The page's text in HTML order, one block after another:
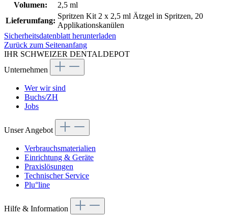
Volumen:
2,5 ml
Lieferumfang:
Spritzen Kit 2 x 2,5 ml Ätzgel in Spritzen, 20
Applikationskanülen
Sicherheitsdatenblatt herunterladen
Zurück zum Seitenanfang
IHR SCHWEIZER DENTALDEPOT
Unternehmen
Wer wir sind
Buchs/ZH
Jobs
Unser Angebot
Verbrauchsmaterialien
Einrichtung & Geräte
Praxislösungen
Technischer Service
Plu°line
Hilfe & Information